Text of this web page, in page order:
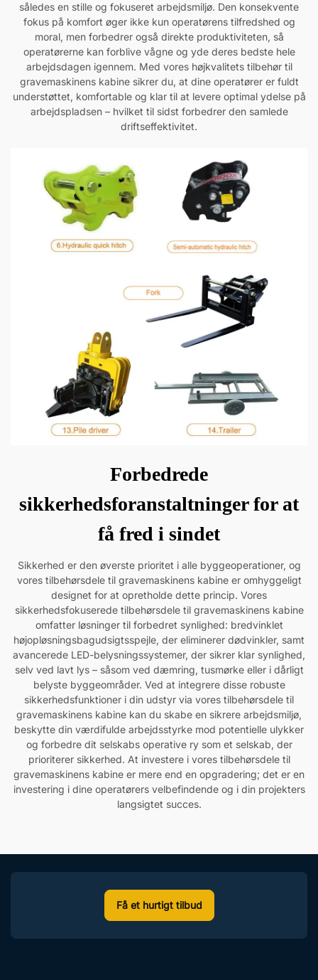
således en stille og fokuseret arbejdsmiljø. Den konsekvente
fokus på komfort øger ikke kun operatørens tilfredshed og
moral, men forbedrer også direkte produktiviteten, så
operatørerne kan forblive vågne og yde deres bedste hele
arbejdsdagen igennem. Med vores højkvalitets tilbehør til
gravemaskinens kabine sikrer du, at dine operatører er fuldt
understøttet, komfortable og klar til at levere optimal ydelse på
arbejdspladsen – hvilket til sidst forbedrer den samlede
driftseffektivitet.
Forbedrede
sikkerhedsforanstaltninger for at
få fred i sindet
Sikkerhed er den øverste prioritet i alle byggeoperationer, og
vores tilbehørsdele til gravemaskinens kabine er omhyggeligt
designet for at opretholde dette princip. Vores
sikkerhedsfokuserede tilbehørsdele til gravemaskinens kabine
omfatter løsninger til forbedret synlighed: bredvinklet
højopløsningsbagudsigtsspejle, der eliminerer dødvinkler, samt
avancerede LED-belysningssystemer, der sikrer klar synlighed,
selv ved lavt lys – såsom ved dæmring, tusmørke eller i dårligt
belyste byggeområder. Ved at integrere disse robuste
sikkerhedsfunktioner i din udstyr via vores tilbehørsdele til
gravemaskinens kabine kan du skabe en sikrere arbejdsmiljø,
beskytte din værdifulde arbejdsstyrke mod potentielle ulykker
og forbedre dit selskabs operative ry som et selskab, der
prioriterer sikkerhed. At investere i vores tilbehørsdele til
gravemaskinens kabine er mere end en opgradering; det er en
investering i dine operatørers velbefindende og i din projekters
langsigtet succes.
Få et hurtigt tilbud